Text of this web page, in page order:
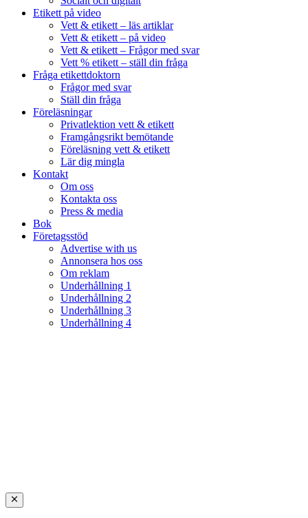
Etikett på video
Vett & etikett – läs artiklar
Vett & etikett – på video
Vett & etikett – Frågor med svar
Vett % etikett – ställ din fråga
Fråga etikettdoktorn
Frågor med svar
Ställ din fråga
Föreläsningar
Privatlektion vett & etikett
Framgångsrikt bemötande
Föreläsning vett & etikett
Lär dig mingla
Kontakt
Om oss
Kontakta oss
Press & media
Bok
Företagsstöd
Advertise with us
Annonsera hos oss
Om reklam
Underhållning 1
Underhållning 2
Underhållning 3
Underhållning 4